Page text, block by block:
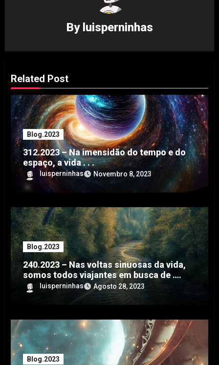
By luisperninhas
Related Post
Blog.2023
312.2023 – Na imensidão do tempo e do
espaço, a vida . . .
luisperninhas Novembro 8, 2023
Blog.2023
240.2023 – Nas voltas sinuosas da vida,
somos todos viajantes em busca de ….
luisperninhas Agosto 28, 2023
Blog.2023